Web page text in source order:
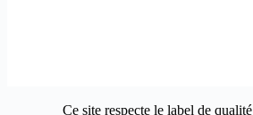
Ce site respecte le label de qualité